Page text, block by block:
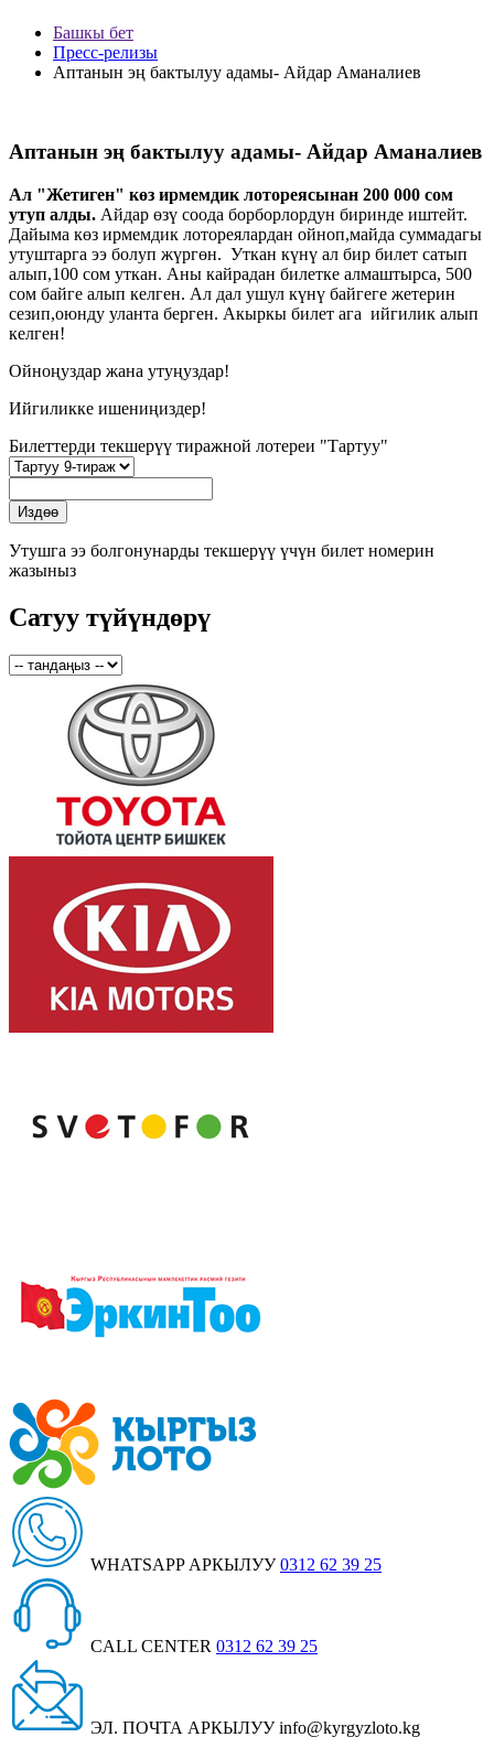
Башкы бет
Пресс-релизы
Аптанын эң бактылуу адамы- Айдар Аманалиев
Аптанын эң бактылуу адамы- Айдар Аманалиев
Ал "Жетиген" көз ирмемдик лотореясынан 200 000 сом
утуп алды. Айдар өзү соода борборлордун биринде иштейт.
Дайыма көз ирмемдик лотореялардан ойноп,майда суммадагы
утуштарга ээ болуп жүргөн. Уткан күнү ал бир билет сатып
алып,100 сом уткан. Аны кайрадан билетке алмаштырса, 500
сом байге алып келген. Ал дал ушул күнү байгеге жетерин
сезип,оюнду уланта берген. Акыркы билет ага ийгилик алып
келген!
Ойноңуздар жана утуңуздар!
Ийгиликке ишениңиздер!
Билеттерди текшерүү тиражной лотереи "Тартуу"
Утушга ээ болгонунарды текшерүү үчүн билет номерин
жазыныз
Сатуу түйүндөрү
WHATSAPP АРКЫЛУУ 0312 62 39 25
CALL CENTER 0312 62 39 25
ЭЛ. ПОЧТА АРКЫЛУУ info@kyrgyzloto.kg